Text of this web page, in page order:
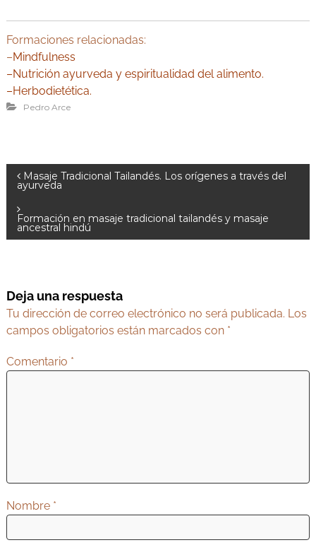
Formaciones relacionadas:
–Mindfulness
–Nutrición ayurveda y espiritualidad del alimento.
–Herbodietética.
Pedro Arce
e
c
n
a
d
Masaje Tradicional Tailandés. Los orígenes a través del
ayurveda
Formación en masaje tradicional tailandés y masaje
ancestral hindú
Deja una respuesta
Tu dirección de correo electrónico no será publicada. Los
campos obligatorios están marcados con *
Comentario *
Nombre *